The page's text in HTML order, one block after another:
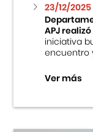
23/12/2025
APJ
iniciativa
encuentro
Ver más